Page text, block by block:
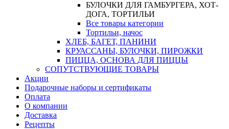
БУЛОЧКИ ДЛЯ ГАМБУРГЕРА, ХОТ-
ДОГА, ТОРТИЛЬИ
Все товары категории
Тортильи, начос
ХЛЕБ, БАГЕТ, ПАНИНИ
КРУАССАНЫ, БУЛОЧКИ, ПИРОЖКИ
ПИЦЦА, ОСНОВА ДЛЯ ПИЦЦЫ
СОПУТСТВУЮЩИЕ ТОВАРЫ
Акции
Подарочные наборы и сертификаты
Оплата
О компании
Доставка
Рецепты